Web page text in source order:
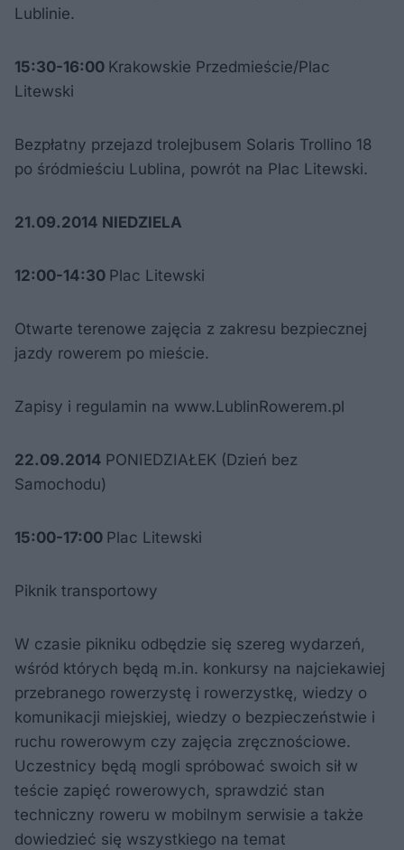
Lublinie.
15:30-16:00 Krakowskie Przedmieście/Plac
Litewski
Bezpłatny przejazd trolejbusem Solaris Trollino 18
po śródmieściu Lublina, powrót na Plac Litewski.
21.09.2014 NIEDZIELA
12:00-14:30 Plac Litewski
Otwarte terenowe zajęcia z zakresu bezpiecznej
jazdy rowerem po mieście.
Zapisy i regulamin na www.LublinRowerem.pl
22.09.2014 PONIEDZIAŁEK (Dzień bez
Samochodu)
15:00-17:00 Plac Litewski
Piknik transportowy
W czasie pikniku odbędzie się szereg wydarzeń,
wśród których będą m.in. konkursy na najciekawiej
przebranego rowerzystę i rowerzystkę, wiedzy o
komunikacji miejskiej, wiedzy o bezpieczeństwie i
ruchu rowerowym czy zajęcia zręcznościowe.
Uczestnicy będą mogli spróbować swoich sił w
teście zapięć rowerowych, sprawdzić stan
techniczny roweru w mobilnym serwisie a także
dowiedzieć się wszystkiego na temat